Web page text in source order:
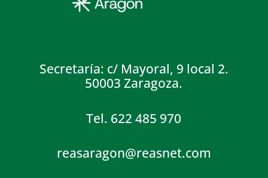
Secretaría: c/ Mayoral, 9 local 2.
50003 Zaragoza.
Tel. 622 485 970
reasaragon@reasnet.com